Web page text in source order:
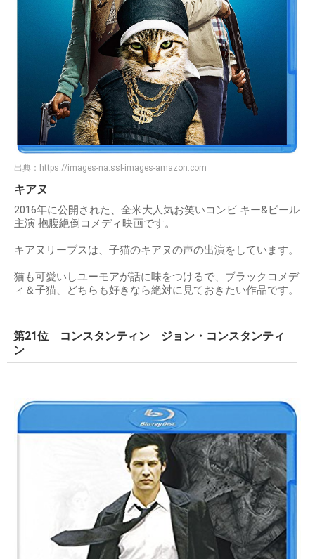
出典： https://images-na.ssl-images-amazon.com
キアヌ
2016年に公開された、全米大人気お笑いコンビ キー&ピール
主演 抱腹絶倒コメディ映画です。
キアヌリーブスは、子猫のキアヌの声の出演をしています。
猫も可愛いしユーモアが話に味をつけるで、ブラックコメデ
ィ＆子猫、どちらも好きなら絶対に見ておきたい作品です。
第21位 コンスタンティン ジョン・コンスタンティ
ン